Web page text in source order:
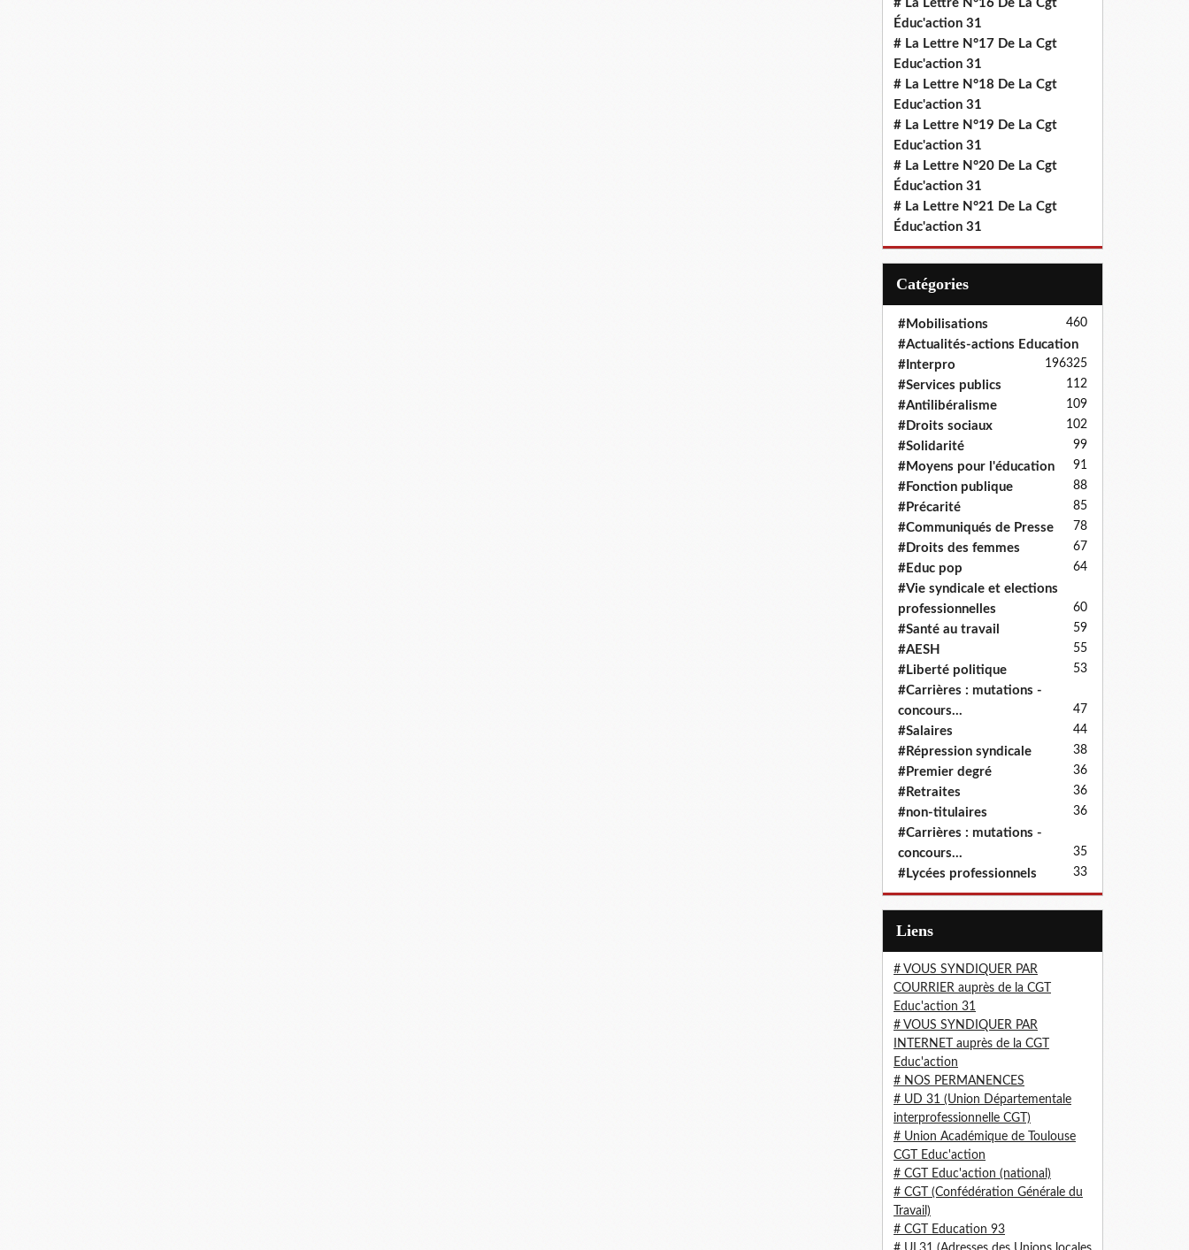
# La Lettre N°16 De La Cgt
Éduc'action 31
# La Lettre N°17 De La Cgt
Educ'action 31
# La Lettre N°18 De La Cgt
Educ'action 31
# La Lettre N°19 De La Cgt
Educ'action 31
# La Lettre N°20 De La Cgt
Éduc'action 31
# La Lettre N°21 De La Cgt
Éduc'action 31
Catégories
#Mobilisations 460
#Actualités-actions Education
325
#Interpro 196
#Services publics 112
#Antilibéralisme 109
#Droits sociaux 102
#Solidarité 99
#Moyens pour l'éducation 91
#Fonction publique 88
#Précarité 85
#Communiqués de Presse 78
#Droits des femmes 67
#Educ pop 64
#Vie syndicale et elections
professionnelles
60
#Santé au travail 59
#AESH 55
#Liberté politique 53
#Carrières : mutations -
concours...
47
#Salaires 44
#Répression syndicale 38
#Premier degré 36
#Retraites 36
#non-titulaires 36
#Carrières : mutations -
concours...
35
#Lycées professionnels 33
Liens
# VOUS SYNDIQUER PAR
COURRIER auprès de la CGT
Educ'action 31
# VOUS SYNDIQUER PAR
INTERNET auprès de la CGT
Educ'action
# NOS PERMANENCES
# UD 31 (Union Départementale
interprofessionnelle CGT)
# Union Académique de Toulouse
CGT Educ'action
# CGT Educ'action (national)
# CGT (Confédération Générale du
Travail)
# CGT Education 93